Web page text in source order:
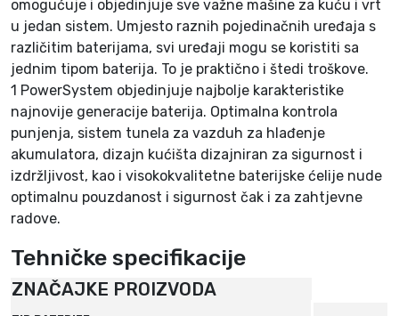
omogućuje i objedinjuje sve važne mašine za kuću i vrt
u jedan sistem. Umjesto raznih pojedinačnih uređaja s
različitim baterijama, svi uređaji mogu se koristiti sa
jednim tipom baterija. To je praktično i štedi troškove.
1 PowerSystem objedinjuje najbolje karakteristike
najnovije generacije baterija. Optimalna kontrola
punjenja, sistem tunela za vazduh za hlađenje
akumulatora, dizajn kućišta dizajniran za sigurnost i
izdržljivost, kao i visokokvalitetne baterijske ćelije nude
optimalnu pouzdanost i sigurnost čak i za zahtjevne
radove.
Tehničke specifikacije
ZNAČAJKE PROIZVODA